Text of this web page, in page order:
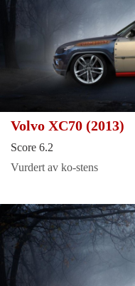
Volvo XC70 (2013)
Score 6.2
Vurdert av ko-stens